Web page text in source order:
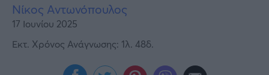
Νίκος Αντωνόπουλος
17 Ιουνίου 2025
Εκτ. Χρόνος Ανάγνωσης: 1λ. 48δ.